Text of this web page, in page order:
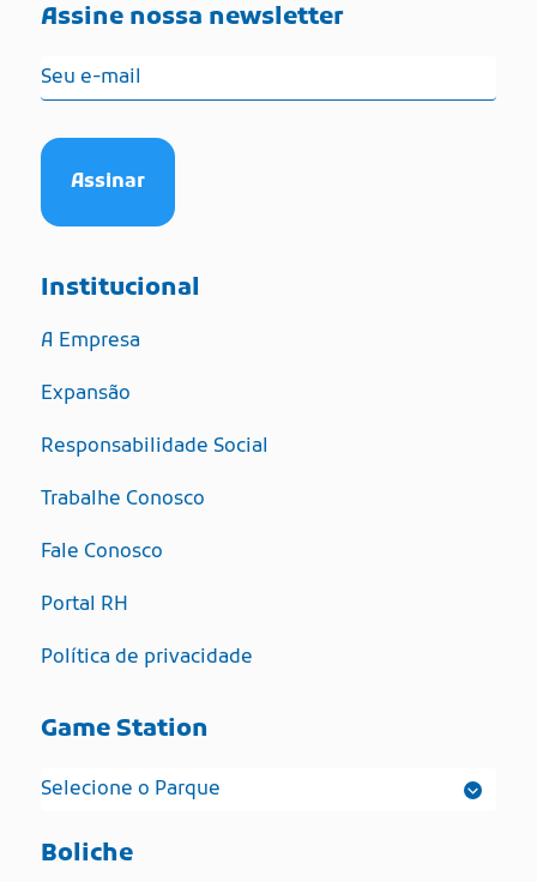
Institucional
A Empresa
Expansão
Responsabilidade Social
Trabalhe Conosco
Fale Conosco
Portal RH
Política de privacidade
Game Station
Boliche
Assine nossa newsletter